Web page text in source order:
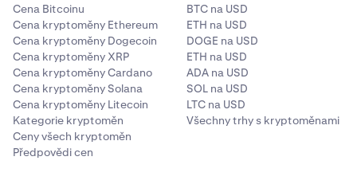
Cena Bitcoinu
Cena kryptoměny Ethereum
Cena kryptoměny Dogecoin
Cena kryptoměny XRP
Cena kryptoměny Cardano
Cena kryptoměny Solana
Cena kryptoměny Litecoin
Kategorie kryptoměn
Ceny všech kryptoměn
Předpovědi cen
BTC na USD
ETH na USD
DOGE na USD
ETH na USD
ADA na USD
SOL na USD
LTC na USD
Všechny trhy s kryptoměnami